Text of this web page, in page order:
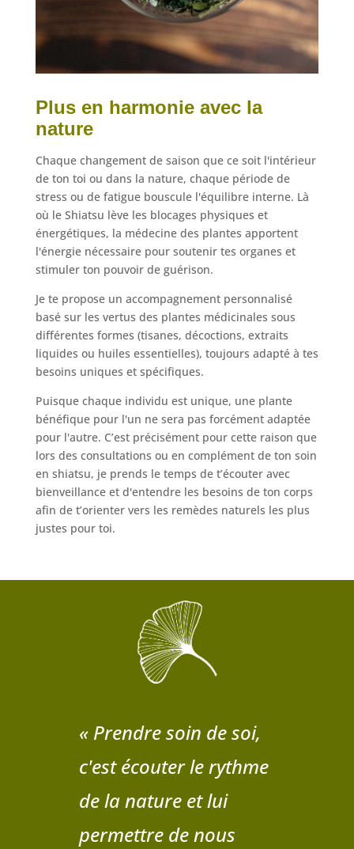
Plus en harmonie avec la
nature
Chaque changement de saison que ce soit l'intérieur
de ton toi ou dans la nature, chaque période de
stress ou de fatigue bouscule l'équilibre interne. Là
où le Shiatsu lève les blocages physiques et
énergétiques, la médecine des plantes apportent
l'énergie nécessaire pour soutenir tes organes et
stimuler ton pouvoir de guérison.
Je te propose un accompagnement personnalisé
basé sur les vertus des plantes médicinales sous
différentes formes (tisanes, décoctions, extraits
liquides ou huiles essentielles), toujours adapté à tes
besoins uniques et spécifiques.
Puisque chaque individu est unique, une plante
bénéfique pour l'un ne sera pas forcément adaptée
pour l'autre. C’est précisément pour cette raison que
lors des consultations ou en complément de ton soin
en shiatsu, je prends le temps de t’écouter avec
bienveillance et d'entendre les besoins de ton corps
afin de t’orienter vers les remèdes naturels les plus
justes pour toi.
« Prendre soin de soi,
c'est écouter le rythme
de la nature et lui
permettre de nous